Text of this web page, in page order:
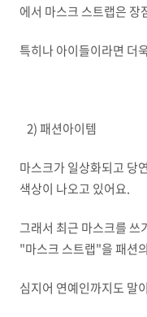
에서 마스크 스트랩은 장
특히나 아이들이라면 더
2) 패션아이템
마스크가 일상화되고 당
색상이 나오고 있어요.
그래서 최근 마스크를 쓰
"마스크 스트랩"을 패션
심지어 연예인까지도 말